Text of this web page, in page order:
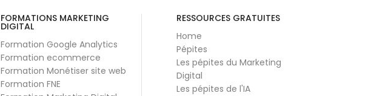
FORMATIONS MARKETING
DIGITAL
Formation Google Analytics
Formation ecommerce
Formation Monétiser site web
Formation FNE
RESSOURCES GRATUITES
Home
Pépites
Les pépites du Marketing
Digital
Les pépites de l'IA